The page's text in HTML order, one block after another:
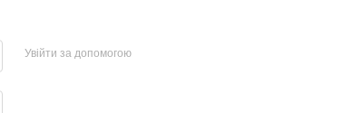
Увійти за допомогою